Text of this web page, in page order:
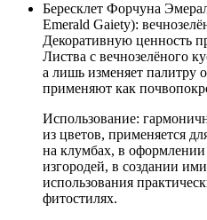
Бересклет Форчуна
Emerald Gaiety):
Декоративную ценность
Листва с вечнозелёного
а лишь изменяет палитру
применяют как
Использование:
из цветов, применяется
на клумбах, в
изгородей, в создании
использования
фитостилях.